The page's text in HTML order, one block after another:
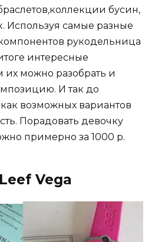
бусин,
Используя самые разные
рукодельница
интересные
можно разобрать и
И так до
возможных вариантов
Порадовать девочку
примерно за 1000 р.
Vega